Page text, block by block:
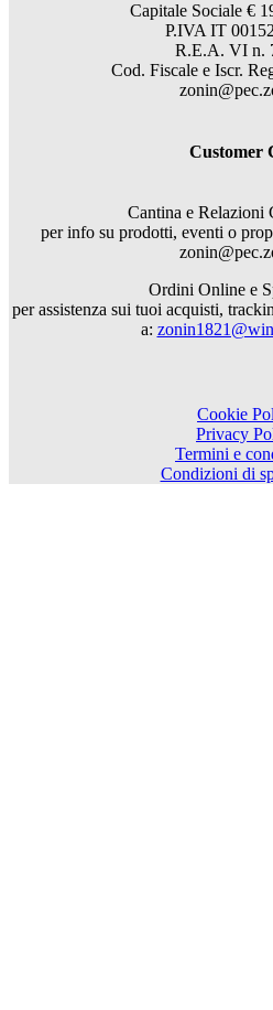
Capitale Sociale €
P.IVA IT
R.E.A. VI n.
Cod. Fiscale e Iscr.
Customer
Cantina e Relazioni
per info su prodotti, eventi o
Ordini Online e
per assistenza sui tuoi acquisti,
a:
Cookie
Privacy
Termini e
Condizioni di